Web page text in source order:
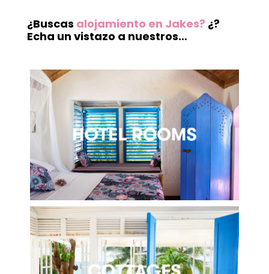
¿Buscas alojamiento en Jakes? ¿?
Echa un vistazo a nuestros…